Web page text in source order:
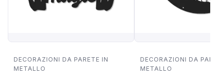
DECORAZIONI DA PARETE IN
METALLO
DECORAZIONI DA
METALLO